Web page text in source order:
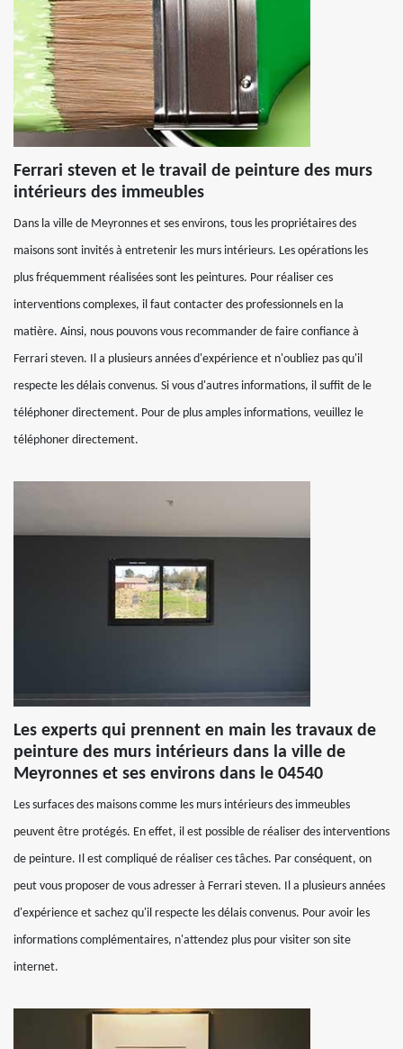
Ferrari steven et le travail de peinture des murs
intérieurs des immeubles
Dans la ville de Meyronnes et ses environs, tous les propriétaires des
maisons sont invités à entretenir les murs intérieurs. Les opérations les
plus fréquemment réalisées sont les peintures. Pour réaliser ces
interventions complexes, il faut contacter des professionnels en la
matière. Ainsi, nous pouvons vous recommander de faire confiance à
Ferrari steven. Il a plusieurs années d'expérience et n'oubliez pas qu'il
respecte les délais convenus. Si vous d'autres informations, il suffit de le
téléphoner directement. Pour de plus amples informations, veuillez le
téléphoner directement.
Les experts qui prennent en main les travaux de
peinture des murs intérieurs dans la ville de
Meyronnes et ses environs dans le 04540
Les surfaces des maisons comme les murs intérieurs des immeubles
peuvent être protégés. En effet, il est possible de réaliser des interventions
de peinture. Il est compliqué de réaliser ces tâches. Par conséquent, on
peut vous proposer de vous adresser à Ferrari steven. Il a plusieurs années
d'expérience et sachez qu'il respecte les délais convenus. Pour avoir les
informations complémentaires, n'attendez plus pour visiter son site
internet.